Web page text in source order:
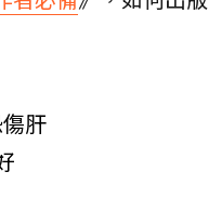
肝